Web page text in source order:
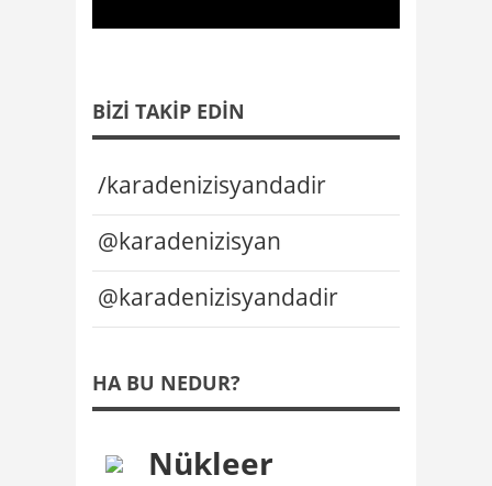
BIZI TAKIP EDIN
/karadenizisyandadir
@karadenizisyan
@karadenizisyandadir
HA BU NEDUR?
Nükleer